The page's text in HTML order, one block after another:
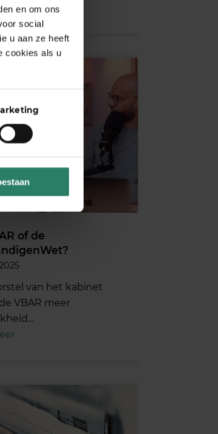
en om ons
social
u aan ze heeft
cookies als u
of de
van het kabinet
VBAR meer